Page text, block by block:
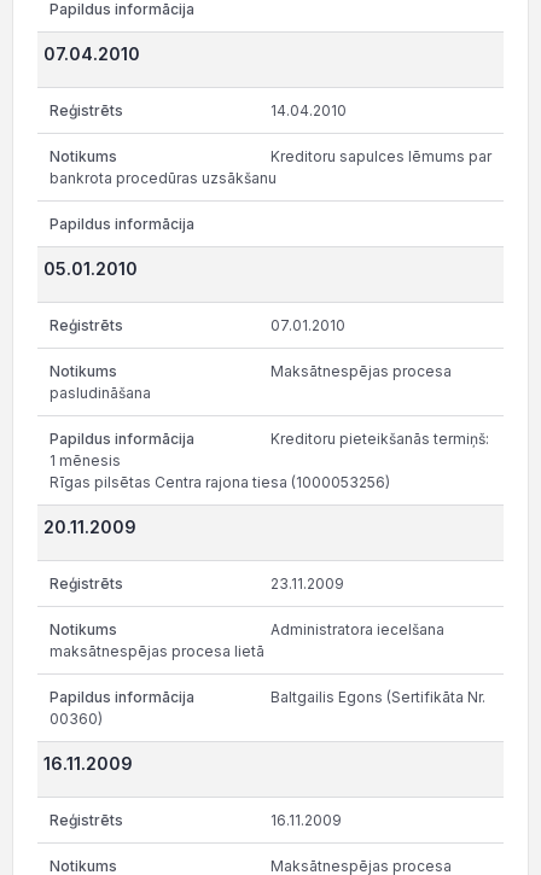
07.04.2010
14.04.2010
Kreditoru sapulces lēmums par
bankrota procedūras uzsākšanu
05.01.2010
07.01.2010
Maksātnespējas procesa
pasludināšana
Kreditoru pieteikšanās termiņš:
1 mēnesis
Rīgas pilsētas Centra rajona tiesa (1000053256)
20.11.2009
23.11.2009
Administratora iecelšana
maksātnespējas procesa lietā
Baltgailis Egons (Sertifikāta Nr.
00360)
16.11.2009
16.11.2009
Maksātnespējas procesa